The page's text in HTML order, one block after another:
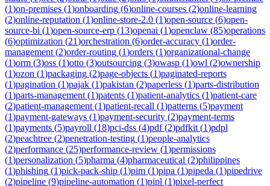
(1)on-premises (1)onboarding (6)online-courses (2)online-learning
(2)online-reputation (1)online-store-2.0 (1)open-source (6)open-
source-bi (1)open-source-erp (13)openai (1)openclaw (85)operations
(6)optimization (21)orchestration (6)order-accuracy (1)order-
management (2)order-routing (1)orders (1)organizational-change
(1)orm (3)oss (1)otto (3)outsourcing (3)owasp (1)owl (2)ownership
(1)ozon (1)packaging (2)page-objects (1)paginated-reports
(1)pagination (1)pajak (1)pakistan (2)paperless (1)parts-distribution
(1)parts-management (1)patents (1)patient-analytics (1)patient-care
(2)patient-management (1)patient-recall (1)patterns (5)payment
(1)payment-gateways (1)payment-security (2)payment-terms
(1)payments (5)payroll (18)pci-dss (4)pdf(2)pdfkit (1)pdpl
(2)peachtree (2)penetration-testing (1)people-analytics
(2)performance (25)performance-review (1)permissions
(1)personalization (5)pharma (4)pharmaceutical (2)philippines
(1)phishing (1)pick-pack-ship (1)pim (1)pipa (1)pipeda (1)pipedrive
(2)pipeline (9)pipeline-automation (1)pipl (1)pixel-perfect